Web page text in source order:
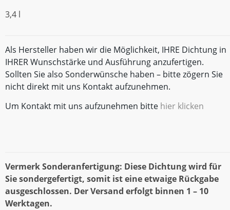
3,4 l
Als Hersteller haben wir die Möglichkeit, IHRE Dichtung in
IHRER Wunschstärke und Ausführung anzufertigen.
Sollten Sie also Sonderwünsche haben – bitte zögern Sie
nicht direkt mit uns Kontakt aufzunehmen.
Um Kontakt mit uns aufzunehmen bitte hier klicken
Vermerk Sonderanfertigung: Diese Dichtung wird für
Sie sondergefertigt, somit ist eine etwaige Rückgabe
ausgeschlossen. Der Versand erfolgt binnen 1 – 10
Werktagen.